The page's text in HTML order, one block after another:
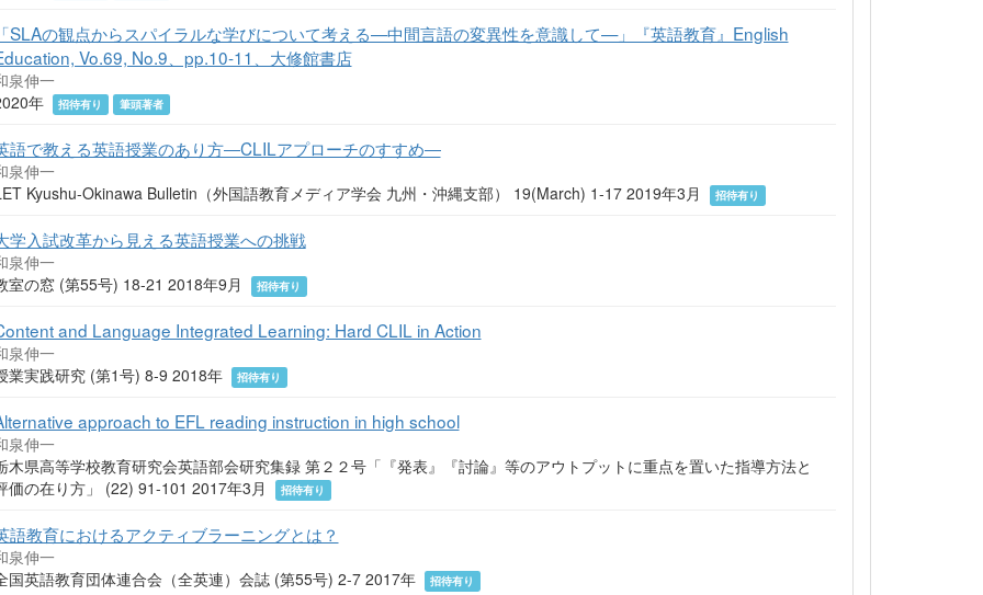
SLAの観点からスパイラルな学びについて考える—中間言語の変異性を意識して—」『英語教育』English
Vo.69, No.9、pp.10-11、大修館書店
泉伸一
年
招待有り 筆頭著者
語で教える英語授業のあり方―CLILアプローチのすすめ―
泉伸一
Kyushu-Okinawa Bulletin（外国語教育メディア学会 九州・沖縄支部） 19(March) 1-17 2019年3月
招待有り
学入試改革から見える英語授業への挑戦
泉伸一
室の窓 (第55号) 18-21 2018年9月
招待有り
and Language Integrated Learning: Hard CLIL in Action
泉伸一
業実践研究 (第1号) 8-9 2018年
招待有り
approach to EFL reading instruction in high school
泉伸一
木県高等学校教育研究会英語部会研究集録 第２２号「『発表』『討論』等のアウトプットに重点を置いた指導方法と
価の在り方」 (22) 91-101 2017年3月
招待有り
語教育におけるアクティブラーニングとは？
泉伸一
国英語教育団体連合会（全英連）会誌 (第55号) 2-7 2017年
招待有り